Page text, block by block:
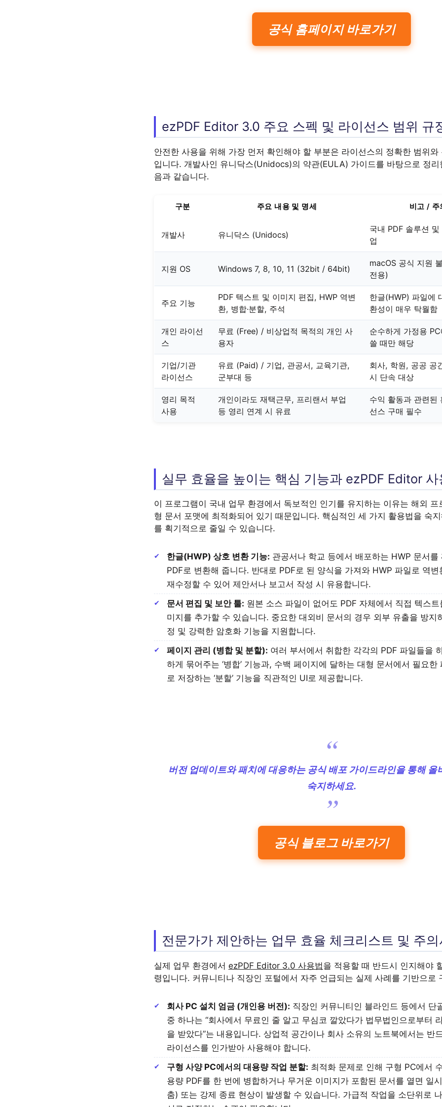
공식 홈페이지 바로가기
ezPDF Editor 3.0 주요 스펙 및 라이선스 범위 규
안전한 사용을 위해 가장 먼저 확인해야 할 부분은 라이선스의 정확한 범위와
입니다. 개발사인 유니닥스(Unidocs)의 약관(EULA) 가이드를 바탕으로 정
음과 같습니다.
구분 주요 내용 및 명세 비고 / 주
개발사 유니닥스 (Unidocs)
국내 PDF 솔루션
업
지원 OS Windows 7, 8, 10, 11 (32bit / 64bit)
macOS 공식 지원
전용)
주요 기능
PDF 텍스트 및 이미지 편집, HWP 역변
환, 병합·분할, 주석
한글(HWP) 파일에
환성이 매우 탁월함
개인 라이선
스
무료 (Free) / 비상업적 목적의 개인 사
용자
순수하게 가정용
쓸 때만 해당
기업/기관
라이선스
유료 (Paid) / 기업, 관공서, 교육기관,
군부대 등
회사, 학원, 공공 공
시 단속 대상
영리 목적
사용
개인이라도 재택근무, 프리랜서 부업
등 영리 연계 시 유료
수익 활동과 관련된
선스 구매 필수
실무 효율을 높이는 핵심 기능과 ezPDF Editor 사
이 프로그램이 국내 업무 환경에서 독보적인 인기를 유지하는 이유는 해외 프
형 문서 포맷에 최적화되어 있기 때문입니다. 핵심적인 세 가지 활용법을 숙
를 획기적으로 줄일 수 있습니다.
한글(HWP) 상호 변환 기능: 관공서나 학교 등에서 배포하는 HWP 문서를
PDF로 변환해 줍니다. 반대로 PDF로 된 양식을 가져와 HWP 파일로 역변
재수정할 수 있어 제안서나 보고서 작성 시 유용합니다.
문서 편집 및 보안 툴: 원본 소스 파일이 없어도 PDF 자체에서 직접 텍스트
미지를 추가할 수 있습니다. 중요한 대외비 문서의 경우 외부 유출을 방지
정 및 강력한 암호화 기능을 지원합니다.
페이지 관리 (병합 및 분할): 여러 부서에서 취합한 각각의 PDF 파일들을
하게 묶어주는 ‘병합’ 기능과, 수백 페이지에 달하는 대형 문서에서 필요한
로 저장하는 ‘분할’ 기능을 직관적인 UI로 제공합니다.
버전 업데이트와 패치에 대응하는 공식 배포 가이드라인을 통해 올
숙지하세요.
공식 블로그 바로가기
전문가가 제안하는 업무 효율 체크리스트 및 주
실제 업무 환경에서 ezPDF Editor 3.0 사용법을 적용할 때 반드시 인지해야
령입니다. 커뮤니티나 직장인 포털에서 자주 언급되는 실제 사례를 기반으로
회사 PC 설치 엄금 (개인용 버전): 직장인 커뮤니티인 블라인드 등에서 단
중 하나는 “회사에서 무료인 줄 알고 무심코 깔았다가 법무법인으로부터
을 받았다”는 내용입니다. 상업적 공간이나 회사 소유의 노트북에서는 반
라이선스를 인가받아 사용해야 합니다.
구형 사양 PC에서의 대용량 작업 분할: 최적화 문제로 인해 구형 PC에서
용량 PDF를 한 번에 병합하거나 무거운 이미지가 포함된 문서를 열면 일
춤) 또는 강제 종료 현상이 발생할 수 있습니다. 가급적 작업을 소단위로